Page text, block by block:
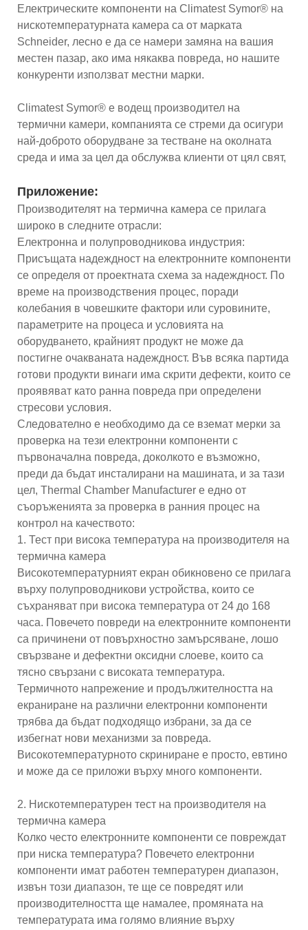
Електрическите компоненти на Climatest Symor® на
нискотемпературната камера са от марката
Schneider, лесно е да се намери замяна на вашия
местен пазар, ако има някаква повреда, но нашите
конкуренти използват местни марки.
Climatest Symor® е водещ производител на
термични камери, компанията се стреми да осигури
най-доброто оборудване за тестване на околната
среда и има за цел да обслужва клиенти от цял ​​свят,
Приложение:
Производителят на термична камера се прилага
широко в следните отрасли:
Електронна и полупроводникова индустрия:
Присъщата надеждност на електронните компоненти
се определя от проектната схема за надеждност. По
време на производствения процес, поради
колебания в човешките фактори или суровините,
параметрите на процеса и условията на
оборудването, крайният продукт не може да
постигне очакваната надеждност. Във всяка партида
готови продукти винаги има скрити дефекти, които се
проявяват като ранна повреда при определени
стресови условия.
Следователно е необходимо да се вземат мерки за
проверка на тези електронни компоненти с
първоначална повреда, доколкото е възможно,
преди да бъдат инсталирани на машината, и за тази
цел, Thermal Chamber Manufacturer е едно от
съоръженията за проверка в ранния процес на
контрол на качеството:
1. Тест при висока температура на производителя на
термична камера
Високотемпературният екран обикновено се прилага
върху полупроводникови устройства, които се
съхраняват при висока температура от 24 до 168
часа. Повечето повреди на електронните компоненти
са причинени от повърхностно замърсяване, лошо
свързване и дефектни оксидни слоеве, които са
тясно свързани с високата температура.
Термичното напрежение и продължителността на
екраниране на различни електронни компоненти
трябва да бъдат подходящо избрани, за да се
избегнат нови механизми за повреда.
Високотемпературното скриниране е просто, евтино
и може да се приложи върху много компоненти.
2. Нискотемпературен тест на производителя на
термична камера
Колко често електронните компоненти се повреждат
при ниска температура? Повечето електронни
компоненти имат работен температурен диапазон,
извън този диапазон, те ще се повредят или
производителността ще намалее, промяната на
температурата има голямо влияние върху